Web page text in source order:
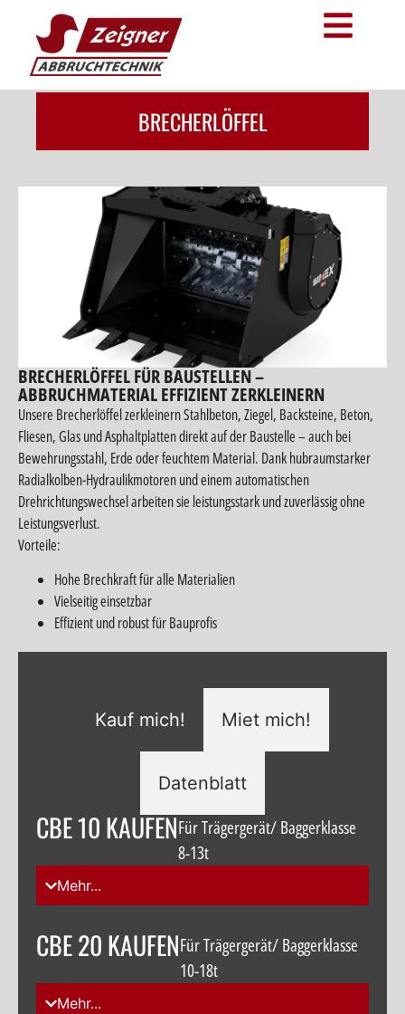
BRECHERLÖFFEL
BRECHERLÖFFEL FÜR BAUSTELLEN –
ABBRUCHMATERIAL EFFIZIENT ZERKLEINERN
Unsere Brecherlöffel zerkleinern Stahlbeton, Ziegel, Backsteine, Beton,
Fliesen, Glas und Asphaltplatten direkt auf der Baustelle – auch bei
Bewehrungsstahl, Erde oder feuchtem Material. Dank hubraumstarker
Radialkolben-Hydraulikmotoren und einem automatischen
Drehrichtungswechsel arbeiten sie leistungsstark und zuverlässig ohne
Leistungsverlust.
Vorteile:
Hohe Brechkraft für alle Materialien
Vielseitig einsetzbar
Effizient und robust für Bauprofis
Kauf mich! Miet mich!
Datenblatt
CBE 10 KAUFENFür Trägergerät/ Baggerklasse
8-13t
Mehr...
CBE 20 KAUFENFür Trägergerät/ Baggerklasse
10-18t
Mehr...